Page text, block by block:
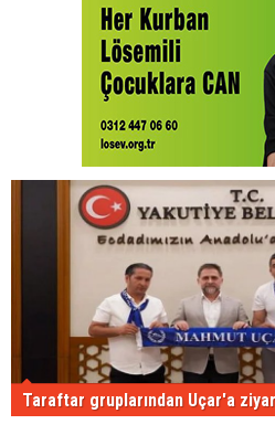
Taraftar gruplarından Uçar'a